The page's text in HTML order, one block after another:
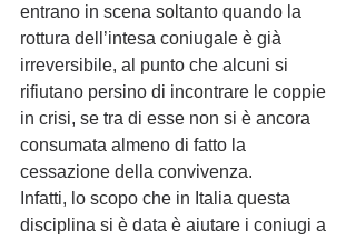
entrano in scena soltanto quando la
rottura dell’intesa coniugale è già
irreversibile, al punto che alcuni si
rifiutano persino di incontrare le coppie
in crisi, se tra di esse non si è ancora
consumata almeno di fatto la
cessazione della convivenza.
Infatti, lo scopo che in Italia questa
disciplina si è data è aiutare i coniugi a